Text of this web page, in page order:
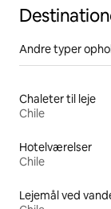
Andre typer
Chaleter til leje
Chile
Hotelværelser
Chile
Lejemål ved